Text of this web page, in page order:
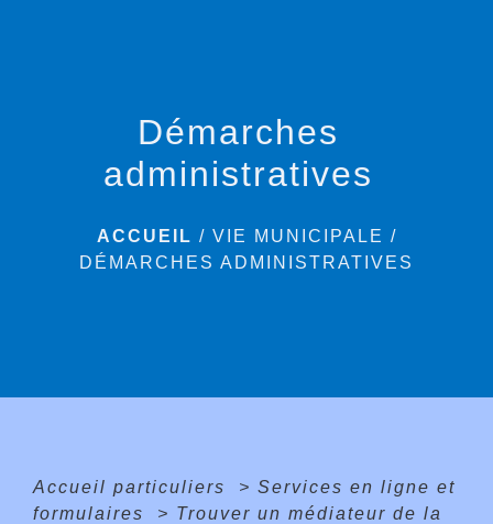
Démarches
administratives
ACCUEIL / VIE MUNICIPALE /
DÉMARCHES ADMINISTRATIVES
Accueil particuliers > Services en ligne et
formulaires
> Trouver un médiateur de la